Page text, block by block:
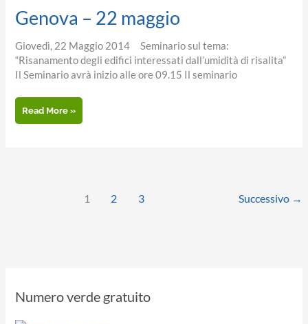
Genova – 22 maggio
Giovedì, 22 Maggio 2014 Seminario sul tema:
“Risanamento degli edifici interessati dall’umidità di risalita”
Il Seminario avrà inizio alle ore 09.15 Il seminario
Genova
–
Read More »
1 2 3 Successivo →
Numero verde gratuito